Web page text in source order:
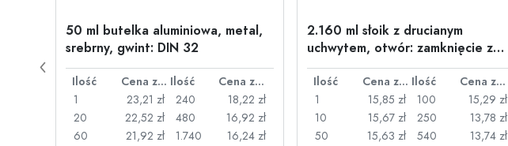
50 ml butelka aluminiowa, metal,
srebrny, gwint: DIN 32
Ilość Cena za sztukę Ilość
Cena za sztukę
1
23,21 zł
20
22,52 zł
60
21,92 zł
240
18,22 zł
480
16,92 zł
1.740
16,24 zł
2.160 ml słoik z drucianym
uchwytem, otwór: zamknięcie z
drucianym uchwytem
Ilość Cena za sztukę Ilość
Cena za sztukę
1
15,85 zł
10
15,67 zł
50
15,63 zł
100
15,29 zł
250
13,78 zł
540
13,74 zł